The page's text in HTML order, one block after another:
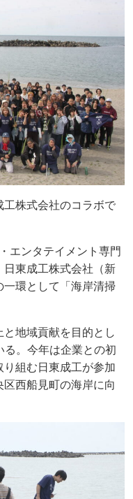
株式会社のコラボで
エンタテイメント専門
東成工株式会社（新
環として「海岸清掃
地域貢献を目的とし
る。今年は企業との初
組む日東成工が参加
西船見町の海岸に向